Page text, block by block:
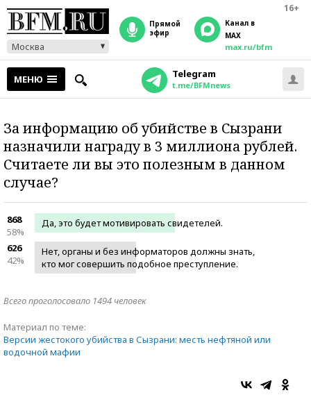
16+
Москва
прямой
эфир
Канал в
MAX
max.ru/bfm
МЕНЮ Telegram
t.me/BFMnews
За информацию об убийстве в Сызрани
назначили награду в 3 миллиона рублей.
Считаете ли вы это полезным в данном
случае?
868
58%
Да, это будет мотивировать свидетелей.
626
42%
Нет, органы и без информаторов должны знать,
кто мог совершить подобное преступление.
Всего проголосовало 1494 человек
Материал по теме:
Версии жестокого убийства в Сызрани: месть нефтяной или
водочной мафии